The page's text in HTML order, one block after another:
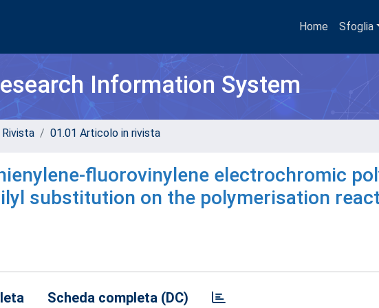
Home Sfoglia
Information System
01.01 Articolo in rivista
fluorovinylene electrochromic
substitution on the polymerisation
Scheda completa (DC)